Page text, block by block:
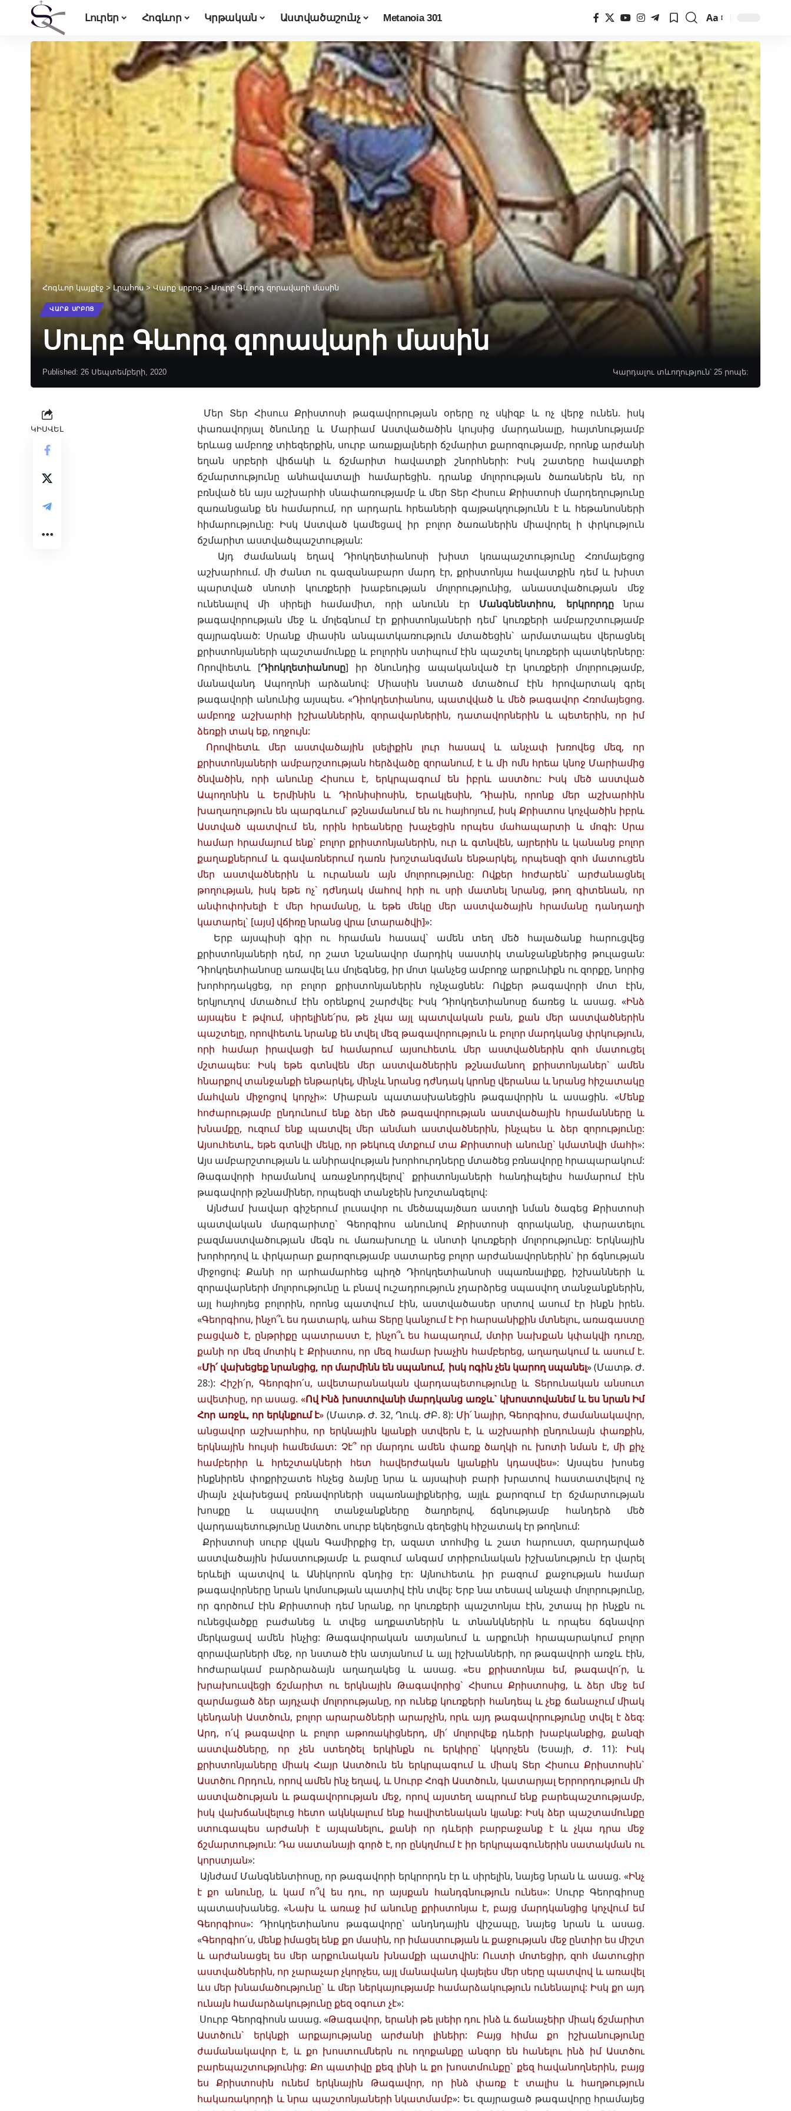
Լուրեր Հոգևոր Կրթական Աստվածաշունչ Metanoia 301
Font
Resizer
Aa
Հոգևոր կայքէջ >Լրահոս>Վարք սրբոց>Սուրբ Գևորգ զորավարի մասին
ՎԱՐՔ ՍՐԲՈՑ
Սուրբ Գևորգ զորավարի մասին
Published: 26 Սեպտեմբերի, 2020 Կարդալու տևողություն՝ 25 րոպե:
ԿԻՍՎԵԼ
Մեր Տեր Հիսուս Քրիստոսի թագավորության օրերը ոչ սկիզբ և ոչ վերջ ունեն. իսկ
փառավորյալ ծնունդը և Մարիամ Աստվածածին կույսից մարդանալը, հայտնությամբ
երևաց ամբողջ տիեզերքին, սուրբ առաքյալների ճշմարիտ քարոզությամբ, որոնք արժանի
եղան սրբերի վիճակի և ճշմարիտ հավատքի շնորհների: Իսկ շատերը հավատքի
ճշմարտությունը անհավատալի համարեցին. դրանք մոլորության ծառաներն են, որ
բռնված են այս աշխարհի սնափառությամբ և մեր Տեր Հիսուս Քրիստոսի մարդեղությունը
զառանցանք են համարում, որ արդարև հրեաների գայթակղությունն է և հեթանոսների
հիմարությունը: Իսկ Աստված կամեցավ իր բոլոր ծառաներին միավորել ի փրկություն
ճշմարիտ աստվածպաշտության:
Այդ ժամանակ եղավ Դիոկղետիանոսի խիստ կռապաշտությունը Հռոմայեցոց
աշխարհում. մի ժանտ ու գազանաբարո մարդ էր, քրիստոնյա հավատքին դեմ և խիստ
պարտված սնոտի կուռքերի խաբեության մոլորությունից, անաստվածության մեջ
ունենալով մի սիրելի համամիտ, որի անունն էր Մանգնենտիոս, երկրորդընրա
թագավորության մեջ և մոլեգնում էր քրիստոնյաների դեմ` կուռքերի ամբարշտությամբ
զայրագնած: Սրանք միասին անպատկառություն մտածեցին` արմատապես վերացնել
քրիստոնյաների պաշտամունքը և բոլորին ստիպում էին պաշտել կուռքերի պատկերները:
Որովհետև [Դիոկղետիանոսը] իր ծնունդից ապականված էր կուռքերի մոլորությամբ,
մանավանդ Ապողոնի արձանով: Միասին նստած մտածում էին հրովարտակ գրել
թագավորի անունից այսպես. «Դիոկղետիանոս, պատվված և մեծ թագավոր Հռոմայեցոց.
ամբողջ աշխարհի իշխաններին, զորավարներին, դատավորներին և պետերին, որ իմ
ձեռքի տակ եք, ողջույն:
Որովհետև մեր աստվածային լսելիքին լուր հասավ և անչափ խռովեց մեզ, որ
քրիստոնյաների ամբարշտության հերձվածը զորանում, է և մի ոմն հրեա կնոջ Մարիամից
ծնվածին, որի անունը Հիսուս է, երկրպագում են իբրև աստծու: Իսկ մեծ աստված
Ապողոնին և Երմինին և Դիոնիսիոսին, Երակլեսին, Դիաին, որոնք մեր աշխարհին
խաղաղություն են պարգևում` թշնամանում են ու հայհոյում, իսկ Քրիստոս կոչվածին իբրև
Աստված պատվում են, որին հրեաները խաչեցին որպես մահապարտի և մոգի: Սրա
համար հրամայում ենք` բոլոր քրիստոնյաներին, ուր և գտնվեն, այրերին և կանանց բոլոր
քաղաքներում և գավառներում դառն խոշտանգման ենթարկել, որպեսզի զոհ մատուցեն
մեր աստվածներին և ուրանան այն մոլորությունը: Ովքեր հոժարեն` արժանացնել
թողության, իսկ եթե ոչ` դժնդակ մահով հրի ու սրի մատնել նրանց, թող գիտենան, որ
անփոփոխելի է մեր հրամանը, և եթե մեկը մեր աստվածային հրամանը դանդաղի
կատարել` [այս] վճիռը նրանց վրա [տարածվի]»:
Երբ այսպիսի գիր ու հրաման հասավ` ամեն տեղ մեծ հալածանք հարուցվեց
քրիստոնյաների դեմ, որ շատ նշանավոր մարդիկ սաստիկ տանջանքներից թուլացան:
Դիոկղետիանոսը առավել ևս մոլեգնեց, իր մոտ կանչեց ամբողջ արքունիքն ու զորքը, նորից
խորհրդակցեց, որ բոլոր քրիստոնյաներին ոչնչացնեն: Ովքեր թագավորի մոտ էին,
երկյուղով մտածում էին օրենքով շարժվել: Իսկ Դիոկղետիանոսը ճառեց և ասաց. «Ինձ
այսպես է թվում, սիրելինե՛րս, թե չկա այլ պատվական բան, քան մեր աստվածներին
պաշտելը, որովհետև նրանք են տվել մեզ թագավորություն և բոլոր մարդկանց փրկություն,
որի համար իրավացի եմ համարում այսուհետև մեր աստվածներին զոհ մատուցել
մշտապես: Իսկ եթե գտնվեն մեր աստվածներին թշնամանող քրիստոնյաներ` ամեն
հնարքով տանջանքի ենթարկել, մինչև նրանց դժնդակ կրոնը վերանա և նրանց հիշատակը
մահվան միջոցով կորչի»: Միաբան պատասխանեցին թագավորին և ասացին. «Մենք
հոժարությամբ ընդունում ենք ձեր մեծ թագավորության աստվածային հրամանները և
խնամքը, ուզում ենք պատվել մեր անմահ աստվածներին, ինչպես և ձեր զորությունը:
Այսուհետև, եթե գտնվի մեկը, որ թեկուզ մտքում տա Քրիստոսի անունը` կմատնվի մահի»:
Այս ամբարշտության և անիրավության խորհուրդները մտածեց բռնավորը հրապարակում:
Թագավորի հրամանով առաջնորդվելով` քրիստոնյաների հանդիպելիս համարում էին
թագավորի թշնամիներ, որպեսզի տանջեին խոշտանգելով:
Այնժամ խավար գիշերում լուսավոր ու մեծապայծառ աստղի նման ծագեց Քրիստոսի
պատվական մարգարիտը` Գեորգիոս անունով Քրիստոսի զորականը, փարատելու
բազմաստվածության մեգն ու մառախուղը և սնոտի կուռքերի մոլորությունը: Երկնային
խորհրդով և փրկարար քարոզությամբ սատարեց բոլոր արժանավորներին` իր ճգնության
միջոցով: Քանի որ արհամարհեց պիղծ Դիոկղետիանոսի սպառնալիքը, իշխանների և
զորավարների մոլորությունը և բնավ ուշադրություն չդարձրեց սպասվող տանջանքներին,
այլ հայհոյեց բոլորին, որոնց պատվում էին, աստվածասեր սրտով ասում էր ինքն իրեն.
«Գեորգիոս, ինչո՞ւ ես դատարկ, ահա Տերը կանչում է Իր հարսանիքին մտնելու, առագաստը
բացված է, ընթրիքը պատրաստ է, ինչո՞ւ ես հապաղում, մտիր նախքան կփակվի դուռը,
քանի որ մեզ մոտիկ է Քրիստոս, որ մեզ համար խաչին համբերեց, աղաղակում և ասում է.
«Մի՛ վախեցեք նրանցից, որ մարմինն են սպանում, իսկ ոգին չեն կարող սպանել» (Մատթ. Ժ.
28:):Հիշի՛ր, Գեորգիո՛ս, ավետարանական վարդապետությունը և Տերունական անսուտ
ավետիսը, որ ասաց. «Ով Ինձ խոստովանի մարդկանց առջև` կխոստովանեմ և ես նրան Իմ
Հոր առջև, որ երկնքում է» (Մատթ. Ժ. 32, Ղուկ. ԺԲ. 8): Մի՛ նայիր, Գեորգիոս, ժամանակավոր,
անցավոր աշխարհիս, որ երկնային կյանքի ստվերն է, և աշխարհի ընդունայն փառքին,
երկնային հույսի համեմատ: Չէ՞ որ մարդու ամեն փառք ծաղկի ու խոտի նման է, մի քիչ
համբերիր և հրեշտակների հետ հավերժական կյանքին կդասվես»: Այսպես խոսեց
ինքնիրեն փոքրիշատե հնչեց ձայնը նրա և այսպիսի բարի խրատով հաստատվելով ոչ
միայն չվախեցավ բռնավորների սպառնալիքներից, այլև քարոզում էր ճշմարտության
խոսքը և սպասվող տանջանքները ծաղրելով, ճգնությամբ հանդերձ մեծ
վարդապետությունը Աստծու սուրբ եկեղեցուն գեղեցիկ հիշատակ էր թողնում:
Քրիստոսի սուրբ վկան Գամիրքից էր, ազատ տոհմից և շատ հարուստ, զարդարված
աստվածային իմաստությամբ և բազում անգամ տրիբունական իշխանություն էր վարել
երևելի պատվով և Անիկորոն գնդից էր: Այնուհետև իր բազում քաջության համար
թագավորները նրան կոմսության պատիվ էին տվել: Երբ նա տեսավ անչափ մոլորությունը,
որ գործում էին Քրիստոսի դեմ նրանք, որ կուռքերի պաշտոնյա էին, շտապ իր ինչքն ու
ունեցվածքը բաժանեց և տվեց աղքատներին և տնանկներին և որպես ճգնավոր
մերկացավ ամեն ինչից: Թագավորական ատյանում և արքունի հրապարակում բոլոր
զորավարների մեջ, որ նստած էին ատյանում և այլ իշխանների, որ թագավորի առջև էին,
հոժարակամ բարձրաձայն աղաղակեց և ասաց. «Ես քրիստոնյա եմ, թագավո՛ր, և
խրախուսվեցի ճշմարիտ ու երկնային Թագավորից` Հիսուս Քրիստոսից, և ձեր մեջ եմ
զարմացած ձեր այդչափ մոլորությանը, որ ունեք կուռքերի հանդեպ և չեք ճանաչում միակ
կենդանի Աստծուն, բոլոր արարածների արարչին, որև այդ թագավորությունը տվել է ձեզ:
Արդ, ո՛վ թագավոր և բոլոր աթոռակիցներդ, մի՛ մոլորվեք դևերի խաբկանքից, քանզի
աստվածները, որ չեն ստեղծել երկինքն ու երկիրը` կկորչեն (Եսայի, Ժ. 11): Իսկ
քրիստոնյաները միակ Հայր Աստծուն են երկրպագում և միակ Տեր Հիսուս Քրիստոսին`
Աստծու Որդուն, որով ամեն ինչ եղավ, և Սուրբ Հոգի Աստծուն, կատարյալ Երրորդություն մի
աստվածության և թագավորության մեջ, որով այստեղ ապրում ենք բարեպաշտությամբ,
իսկ վախճանվելուց հետո ակնկալում ենք հավիտենական կյանք: Իսկ ձեր պաշտամունքը
ստուգապես արժանի է այպանելու, քանի որ դևերի բարբաջանք է և չկա դրա մեջ
ճշմարտություն: Դա սատանայի գործ է, որ ընկղմում է իր երկրպագուներին սատակման ու
կորստյան»:
Այնժամ Մանգնենտիոսը, որ թագավորի երկրորդն էր և սիրելին, նայեց նրան և ասաց. «Ինչ
է քո անունը, և կամ ո՞վ ես դու, որ այսքան հանդգնություն ունես»: Սուրբ Գեորգիոսը
պատասխանեց. «Նախ և առաջ իմ անունը քրիստոնյա է, բայց մարդկանցից կոչվում եմ
Գեորգիոս»: Դիոկղետիանոս թագավորը` անդնդային վիշապը, նայեց նրան և ասաց.
«Գեորգիո՛ս, մենք իմացել ենք քո մասին, որ իմաստության և քաջության մեջ ընտիր ես միշտ
և արժանացել ես մեր արքունական խնամքի պատվին: Ուստի մոտեցիր, զոհ մատուցիր
աստվածներին, որ չարաչար չկորչես, այլ մանավանդ վայելես մեր սերը պատվով և առավել
ևս մեր խնամածությունը` և մեր ներկայությամբ համարձակություն ունենալով: Իսկ քո այդ
ունայն համարձակությունը քեզ օգուտ չէ»:
Սուրբ Գեորգիոսն ասաց. «Թագավոր, երանի թե լսեիր դու ինձ և ճանաչեիր միակ ճշմարիտ
Աստծուն` երկնքի արքայությանը արժանի լինեիր: Բայց հիմա քո իշխանությունը
ժամանակավոր է, և քո խոստումներն ու ողոքանքը անզոր են հանելու ինձ իմ Աստծու
բարեպաշտությունից: Քո պատիվը քեզ լինի և քո խոստմունքը` քեզ հավանողներին, բայց
ես Քրիստոսին ունեմ երկնային Թագավոր, որ ինձ փառք է տալիս և հաղթություն
հակառակորդի և նրա պաշտոնյաների նկատմամբ»: Եւ զայրացած թագավորը հրամայեց